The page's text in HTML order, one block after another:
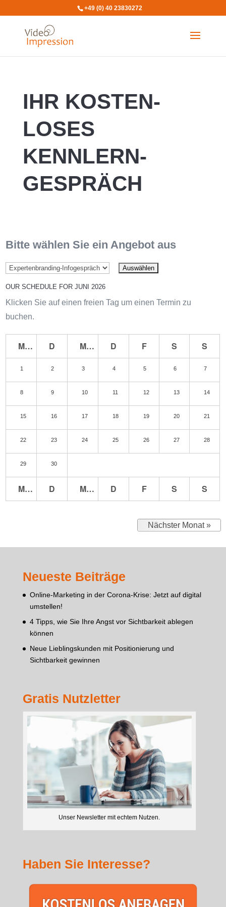
+49 (0) 40 23830272
IHR KOSTEN­
LOSES
KENNLERN­
GESPRÄCH
Bitte wählen Sie ein Angebot aus
OUR SCHEDULE FOR JUNI 2026
Klicken Sie auf einen freien Tag um einen Termin zu
buchen.
M D M D F S S
1 2 3 4 5 6 7
8 9 10 11 12 13 14
15 16 17 18 19 20 21
22 23 24 25 26 27 28
29 30
M D M D F S S
Nächster Monat »
Neueste Beiträge
Online-Marketing in der Corona-Krise: Jetzt auf digital
umstellen!
4 Tipps, wie Sie Ihre Angst vor Sichtbarkeit ablegen
können
Neue Lieblingskunden mit Positionierung und
Sichtbarkeit gewinnen
Gratis Nutzletter
Unser Newsletter mit echtem Nutzen.
Haben Sie Interesse?